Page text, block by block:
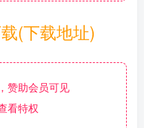
(下载地址)
赞助会员可见
看特权